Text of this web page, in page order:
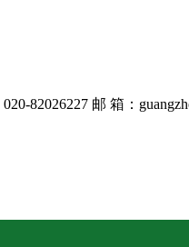
82026227 邮 箱：